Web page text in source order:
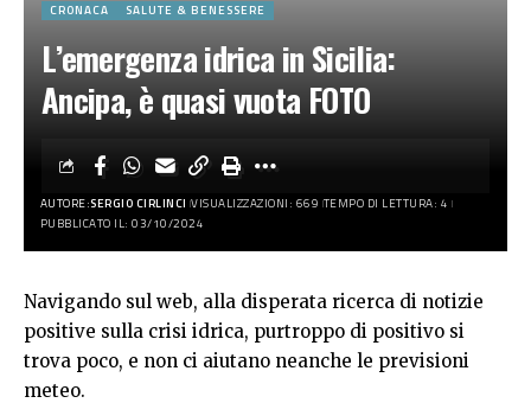
CRONACA SALUTE & BENESSERE
L’emergenza idrica in Sicilia:
Ancipa, è quasi vuota FOTO
AUTORE:SERGIO CIRLINCI VISUALIZZAZIONI: 669 TEMPO DI LETTURA: 4
PUBBLICATO IL: 03/10/2024
Navigando sul web, alla disperata ricerca di notizie
positive sulla crisi idrica, purtroppo di positivo si
trova poco, e non ci aiutano neanche le previsioni
meteo.